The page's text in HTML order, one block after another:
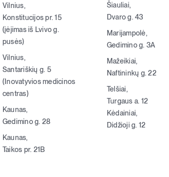
Vilnius,
Konstitucijos pr. 15
(įėjimas iš Lvivo g.
pusės)
Vilnius,
Santariškių g. 5
(Inovatyvios medicinos
centras)
Kaunas,
Gedimino g. 28
Kaunas,
Taikos pr. 21B
Šiauliai,
Dvaro g. 43
Marijampolė,
Gedimino g. 3A
Mažeikiai,
Naftininkų g. 22
Telšiai,
Turgaus a. 12
Kėdainiai,
Didžioji g. 12